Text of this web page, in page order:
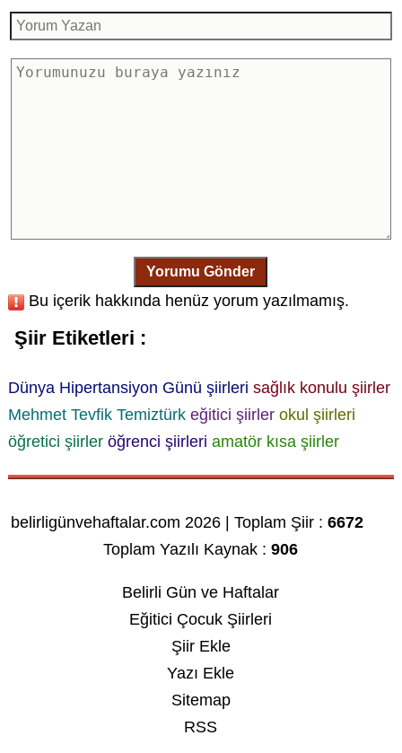
Yorumu Gönder
Bu içerik hakkında henüz yorum yazılmamış.
Şiir Etiketleri :
Dünya Hipertansiyon Günü şiirleri sağlık konulu şiirler
Mehmet Tevfik Temiztürk eğitici şiirler okul şiirleri
öğretici şiirler öğrenci şiirleri amatör kısa şiirler
belirligünvehaftalar.com 2026 | Toplam Şiir :6672
Toplam Yazılı Kaynak :906
Belirli Gün ve Haftalar
Eğitici Çocuk Şiirleri
Şiir Ekle
Yazı Ekle
Sitemap
RSS